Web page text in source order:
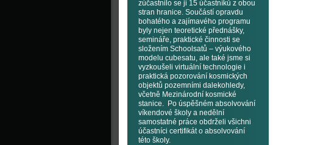
zúčastnilo se ji 15 účastníků z obou
stran hranice. Součástí opravdu
bohatého a zajímavého programu
byly nejen teoretické přednášky,
semináře, praktické činnosti se
složením Schoolsatů – výukového
modelu cubesatu, ale také jsme si
vyzkoušeli virtuální technologie i
praktická pozorování kosmických
objektů pozemními dalekohledy,
včetně Mezinárodní kosmické
stanice. Po úspěšném absolvování
víkendové školy a nedělní
samostatné práce obdrželi všichni
účastníci certifikát o absolvování
této školy.